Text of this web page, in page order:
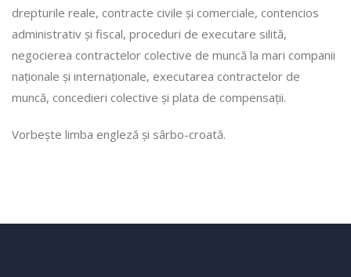
drepturile reale, contracte civile și comerciale, contencios
administrativ și fiscal, proceduri de executare silită,
negocierea contractelor colective de muncă la mari companii
naționale și internaționale, executarea contractelor de
muncă, concedieri colective și plata de compensații.
Vorbește limba engleză și sârbo-croată.